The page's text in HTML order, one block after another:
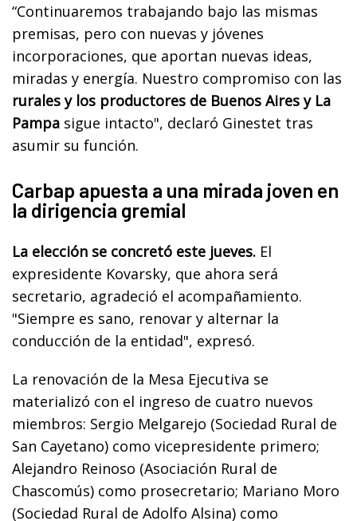
“Continuaremos trabajando bajo las mismas
premisas, pero con nuevas y jóvenes
incorporaciones, que aportan nuevas ideas,
miradas y energía. Nuestro compromiso con las
rurales y los productores de Buenos Aires y La
Pampa sigue intacto", declaró Ginestet tras
asumir su función.
Carbap apuesta a una mirada joven en
la dirigencia gremial
La elección se concretó este jueves. El
expresidente Kovarsky, que ahora será
secretario, agradeció el acompañamiento.
"Siempre es sano, renovar y alternar la
conducción de la entidad", expresó.
La renovación de la Mesa Ejecutiva se
materializó con el ingreso de cuatro nuevos
miembros: Sergio Melgarejo (Sociedad Rural de
San Cayetano) como vicepresidente primero;
Alejandro Reinoso (Asociación Rural de
Chascomús) como prosecretario; Mariano Moro
(Sociedad Rural de Adolfo Alsina) como